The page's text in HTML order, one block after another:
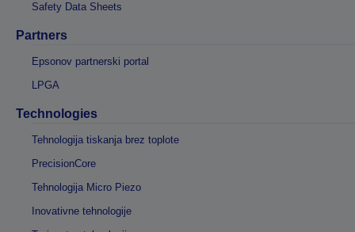
Safety Data Sheets
Partners
Epsonov partnerski portal
LPGA
Technologies
Tehnologija tiskanja brez toplote
PrecisionCore
Tehnologija Micro Piezo
Inovativne tehnologije